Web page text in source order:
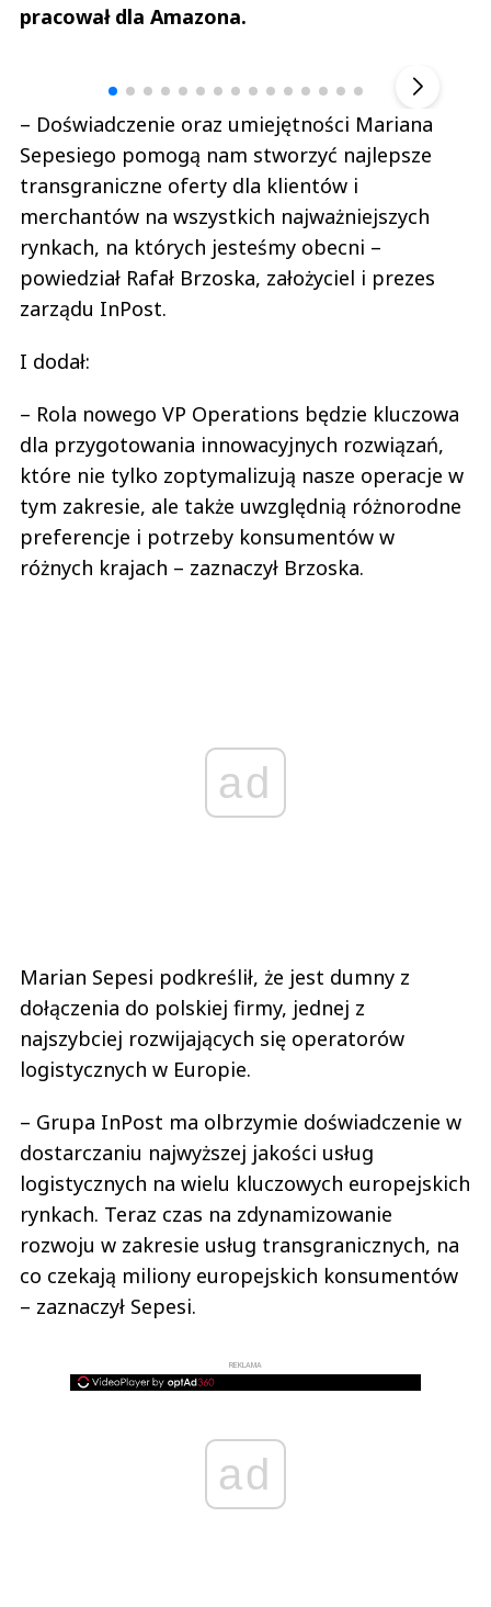
pracował dla Amazona.
– Doświadczenie oraz umiejętności Mariana
Sepesiego pomogą nam stworzyć najlepsze
transgraniczne oferty dla klientów i
merchantów na wszystkich najważniejszych
rynkach, na których jesteśmy obecni –
powiedział Rafał Brzoska, założyciel i prezes
zarządu InPost.
I dodał:
– Rola nowego VP Operations będzie kluczowa
dla przygotowania innowacyjnych rozwiązań,
które nie tylko zoptymalizują nasze operacje w
tym zakresie, ale także uwzględnią różnorodne
preferencje i potrzeby konsumentów w
różnych krajach – zaznaczył Brzoska.
ad
Marian Sepesi podkreślił, że jest dumny z
dołączenia do polskiej firmy, jednej z
najszybciej rozwijających się operatorów
logistycznych w Europie.
– Grupa InPost ma olbrzymie doświadczenie w
dostarczaniu najwyższej jakości usług
logistycznych na wielu kluczowych europejskich
rynkach. Teraz czas na zdynamizowanie
rozwoju w zakresie usług transgranicznych, na
co czekają miliony europejskich konsumentów
– zaznaczył Sepesi.
REKLAMA
ad